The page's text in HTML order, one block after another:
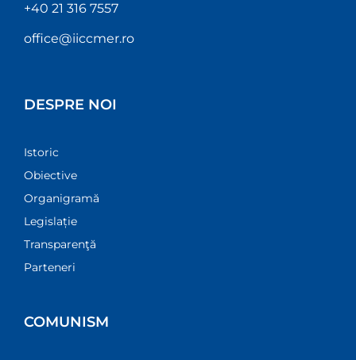
+40 21 316 7557
office@iiccmer.ro
DESPRE NOI
Istoric
Obiective
Organigramă
Legislație
Transparenţă
Parteneri
COMUNISM